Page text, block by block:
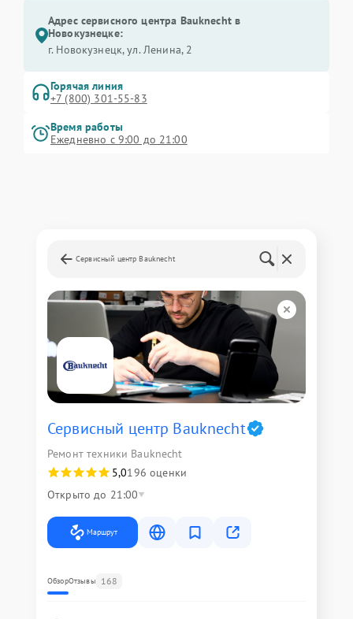
Адрес сервисного центра Bauknecht в
Новокузнецке:
г. Новокузнецк, ул. Ленина, 2
Горячая линия
+7 (800) 301-55-83
Время работы
Ежедневно с 9:00 до 21:00
Сервисный центр Bauknecht
Сервисный центр Bauknecht
Ремонт техники Bauknecht
5,0196 оценки
Открыто до 21:00
Маршрут
ОбзорОтзывы 168